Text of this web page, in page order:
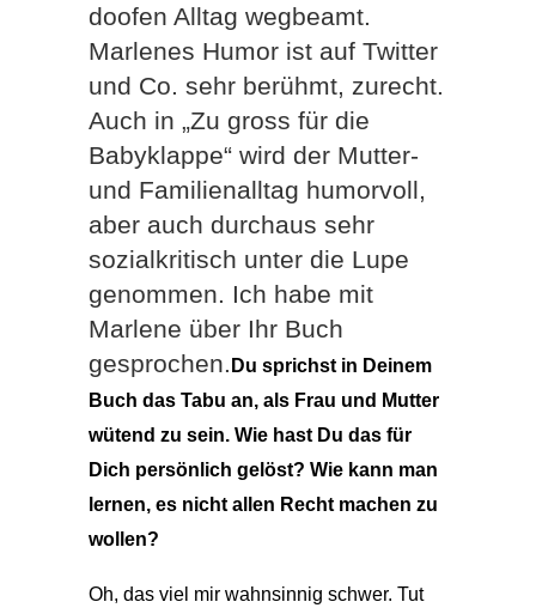
doofen Alltag wegbeamt.
Marlenes Humor ist auf Twitter
und Co. sehr berühmt, zurecht.
Auch in „Zu gross für die
Babyklappe“ wird der Mutter-
und Familienalltag humorvoll,
aber auch durchaus sehr
sozialkritisch unter die Lupe
genommen. Ich habe mit
Marlene über Ihr Buch
gesprochen. Du sprichst in Deinem
Buch das Tabu an, als Frau und Mutter
wütend zu sein. Wie hast Du das für
Dich persönlich gelöst? Wie kann man
lernen, es nicht allen Recht machen zu
wollen?
Oh, das viel mir wahnsinnig schwer. Tut